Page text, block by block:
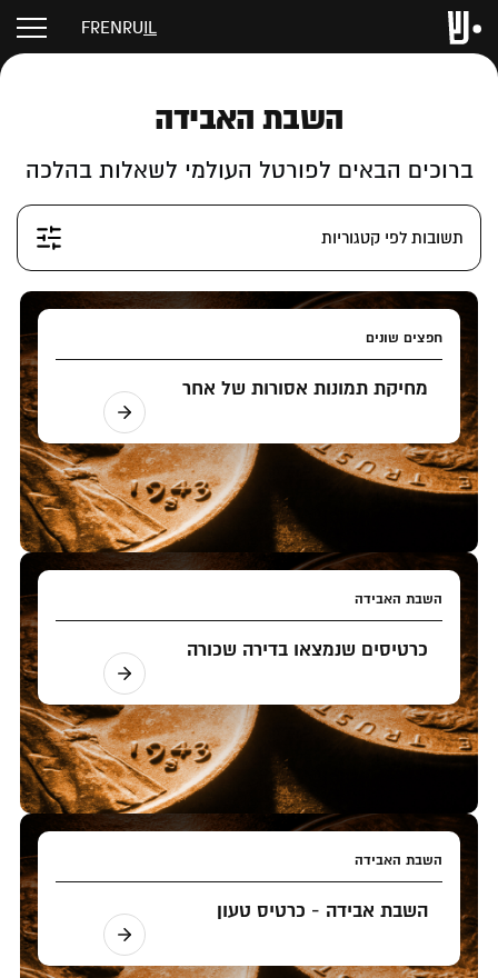
IL
RU
EN
FR
השבת האבידה
ברוכים הבאים לפורטל העולמי לשאלות בהלכה
תשובות לפי קטגוריות
חפצים שונים
מחיקת תמונות אסורות של אחר
השבת האבידה
כרטיסים שנמצאו בדירה שכורה
השבת האבידה
השבת אבידה - כרטיס טעון